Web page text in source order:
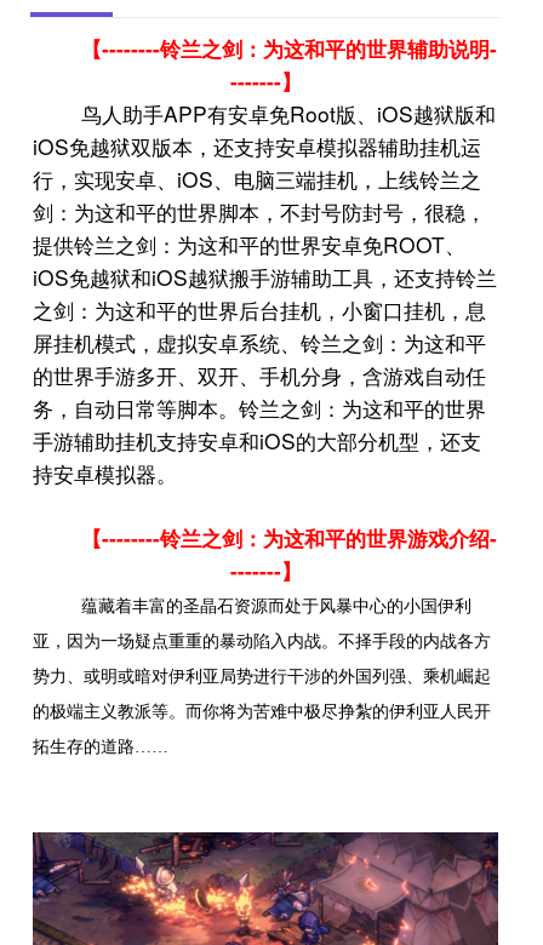
【--------铃兰之剑：为这和平的世界辅助说明-
-------】
鸟人助手APP有安卓免Root版、 iOS越狱版和
iOS免越狱双版本，还支持安卓模拟器辅助挂机运
行，实现安卓、 iOS、电脑三端挂机，上线铃兰之
剑：为这和平的世界脚本，不封号防封号，很稳，
提供铃兰之剑：为这和平的世界安卓免ROOT、
iOS免越狱和iOS越狱搬手游辅助工具，还支持铃兰
之剑：为这和平的世界后台挂机，小窗口挂机，息
屏挂机模式，虚拟安卓系统、铃兰之剑：为这和平
的世界手游多开、双开、手机分身，含游戏自动任
务，自动日常等脚本。铃兰之剑：为这和平的世界
手游辅助挂机支持安卓和iOS的大部分机型，还支
持安卓模拟器。
【--------铃兰之剑：为这和平的世界游戏介绍-
-------】
蕴藏着丰富的圣晶石资源而处于风暴中心的小国伊利
亚，因为一场疑点重重的暴动陷入内战。不择手段的内战各方
势力、或明或暗对伊利亚局势进行干涉的外国列强、乘机崛起
的极端主义教派等。而你将为苦难中极尽挣紮的伊利亚人民开
拓生存的道路……